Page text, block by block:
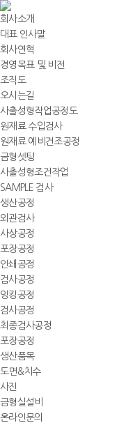
회사소개
대표 인사말
회사연혁
경영목표 및 비전
조직도
오시는길
사출성형작업공정도
원재료 수입검사
원재료 예비건조공정
금형셋팅
사출성형조건작업
SAMPLE 검사
생산공정
외관검사
사상공정
포장공정
인쇄공정
검사공정
잉킹공정
검사공정
최종검사공정
포장공정
생산품목
도면&치수
사진
금형실설비
온라인문의